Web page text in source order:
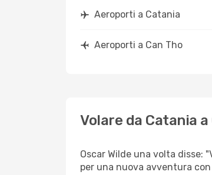
Aeroporti a Catania
Aeroporti a Can Tho
Volare da Catania a
Oscar Wilde una volta disse:
per una nuova avventura